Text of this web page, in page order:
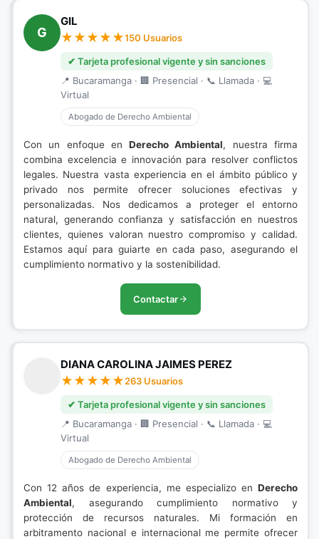
G
GIL
150 Usuarios
✔ Tarjeta profesional vigente y sin sanciones
📍 Bucaramanga · 🏢 Presencial · 📞 Llamada · 💻
Virtual
Abogado de Derecho Ambiental
Con un enfoque enDerecho Ambiental, nuestra firma
combina excelencia e innovación para resolver conflictos
legales. Nuestra vasta experiencia en el ámbito público y
privado nos permite ofrecer soluciones efectivas y
personalizadas. Nos dedicamos a proteger el entorno
natural, generando confianza y satisfacción en nuestros
clientes, quienes valoran nuestro compromiso y calidad.
Estamos aquí para guiarte en cada paso, asegurando el
cumplimiento normativo y la sostenibilidad.
Contactar
DIANA CAROLINA JAIMES PEREZ
263 Usuarios
✔ Tarjeta profesional vigente y sin sanciones
📍 Bucaramanga · 🏢 Presencial · 📞 Llamada · 💻
Virtual
Abogado de Derecho Ambiental
Con 12 años de experiencia, me especializo en Derecho
Ambiental, asegurando cumplimiento normativo y
protección de recursos naturales. Mi formación en
arbitramento nacional e internacional me permite ofrecer